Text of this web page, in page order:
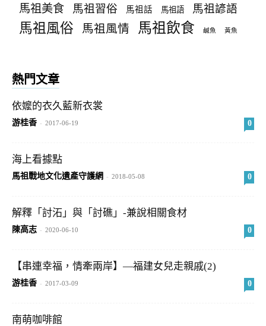
馬祖美食 馬祖習俗 馬祖話 馬祖語 馬祖諺語
馬祖風俗 馬祖風情 馬祖飲食 鹹魚 黃魚
熱門文章
依嬤的衣久藍新衣裳
游桂香 - 2017-06-19 0
海上看據點
馬祖戰地文化遺產守護網 - 2018-05-08 0
解釋「討沰」與「討礁」-兼說相關食材
陳高志 - 2020-06-10 0
【串連幸福，情牽兩岸】—福建女兒走親戚(2)
游桂香 - 2017-03-09 0
南萌咖啡館